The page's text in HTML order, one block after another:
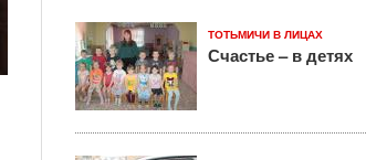
ТОТЬМИЧИ В ЛИЦАХ
Счастье – в детях